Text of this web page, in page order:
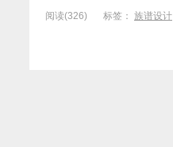
阅读(326) 标签： 族谱设计